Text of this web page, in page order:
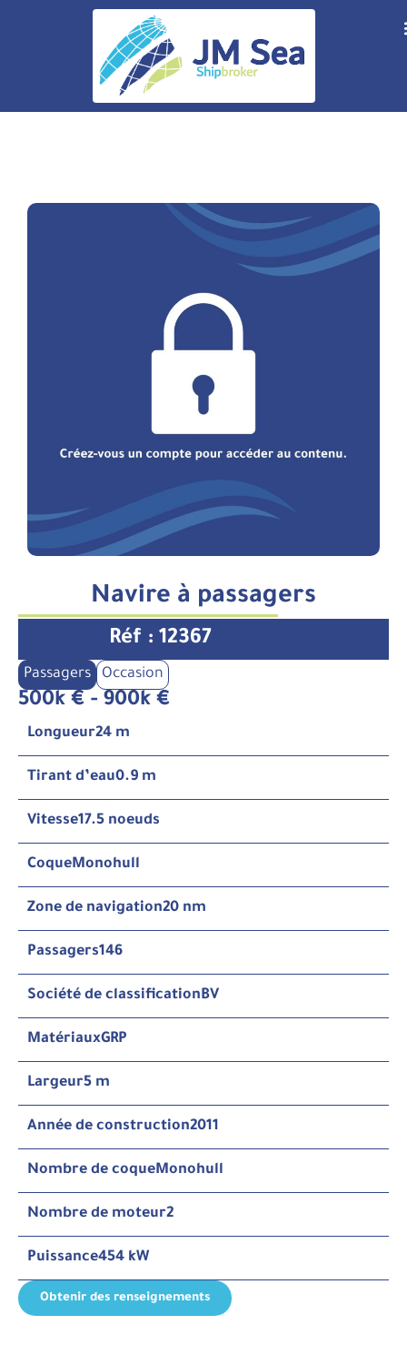
Navire à passagers
Réf : 12367
Passagers Occasion
500k € - 900k €
Longueur24 m
Tirant d’eau0.9 m
Vitesse17.5 noeuds
CoqueMonohull
Zone de navigation20 nm
Passagers146
Société de classificationBV
MatériauxGRP
Largeur5 m
Année de construction2011
Nombre de coqueMonohull
Nombre de moteur2
Puissance454 kW
Obtenir des renseignements